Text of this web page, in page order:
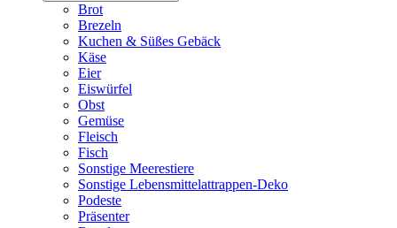
Brot
Brezeln
Kuchen & Süßes Gebäck
Käse
Eier
Eiswürfel
Obst
Gemüse
Fleisch
Fisch
Sonstige Meerestiere
Sonstige Lebensmittelattrappen-Deko
Podeste
Präsenter